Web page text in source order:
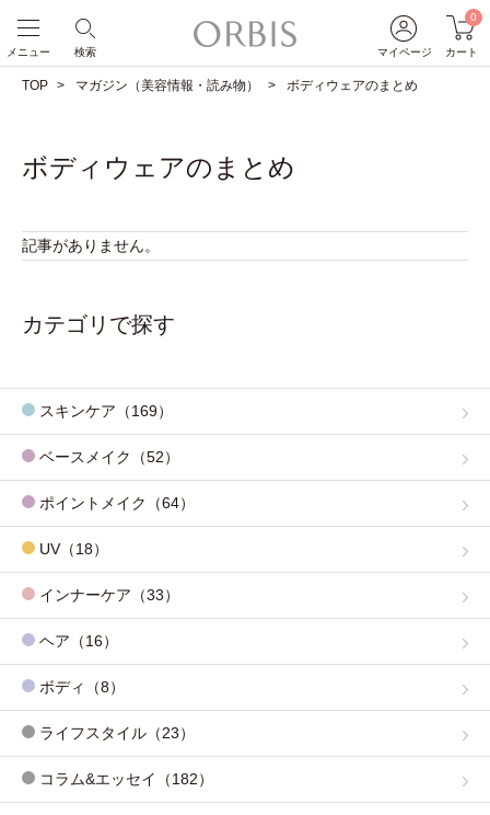
マイページ
0
カート
検索
メニュー
TOP マガジン（美容情報・読み物） ボディウェアのまとめ
ボディウェアのまとめ
記事がありません。
カテゴリで探す
スキンケア（169）
ベースメイク（52）
ポイントメイク（64）
UV（18）
インナーケア（33）
ヘア（16）
ボディ（8）
ライフスタイル（23）
コラム&エッセイ（182）